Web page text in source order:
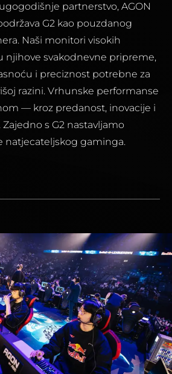
partnerstvo, AGON
G2 kao pouzdanog
Naši monitori visokih
njihove svakodnevne pripreme,
i preciznost potrebne za
razini. Vrhunske performanse
— kroz predanost, inovacije i
s G2 nastavljamo
natjecateljskog gaminga.